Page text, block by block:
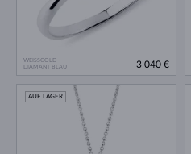
WEISSGOLD
DIAMANT BLAU
3 040 €
AUF LAGER